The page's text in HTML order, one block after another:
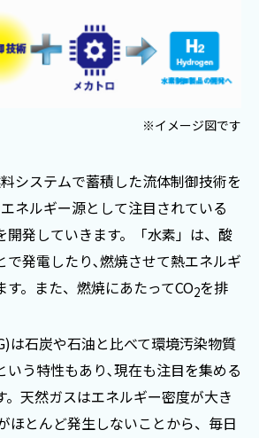
※イメージ図です
システムで蓄積した流体制御技術を
ネルギー源として注目されている
開発していきます。「水素」は、酸
で発電したり､燃焼させて熱エネルギ
。また、燃焼にあたってCO2を排
は石炭や石油と比べて環境汚染物質
いう特性もあり､現在も注目を集める
。天然ガスはエネルギー密度が大き
ほとんど発生しないことから、毎日